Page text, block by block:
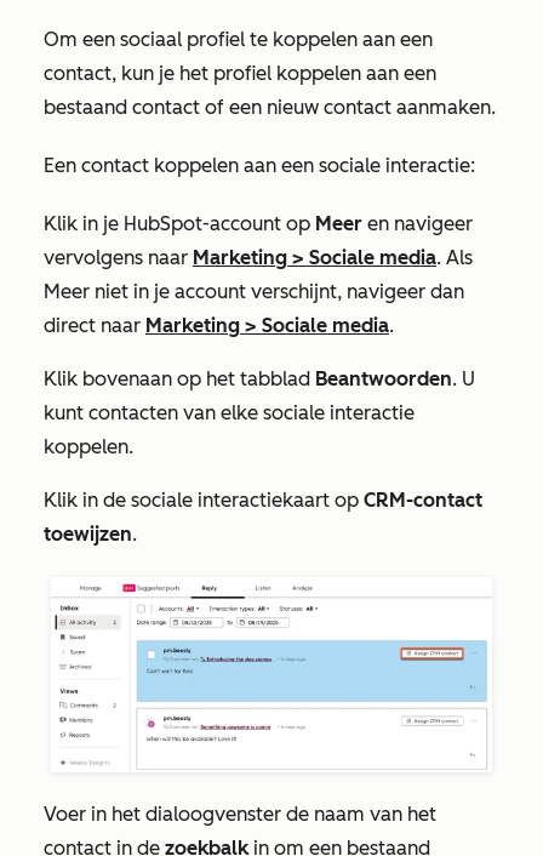
Om een sociaal profiel te koppelen aan een
contact, kun je het profiel koppelen aan een
bestaand contact of een nieuw contact aanmaken.
Een contact koppelen aan een sociale interactie:
Klik in je HubSpot-account op Meer en navigeer
vervolgens naar Marketing > Sociale media. Als
Meer niet in je account verschijnt, navigeer dan
direct naar Marketing > Sociale media.
Klik bovenaan op het tabblad Beantwoorden. U
kunt contacten van elke sociale interactie
koppelen.
Klik in de sociale interactiekaart op CRM-contact
toewijzen.
Voer in het dialoogvenster de naam van het
contact in de zoekbalkin om een bestaand